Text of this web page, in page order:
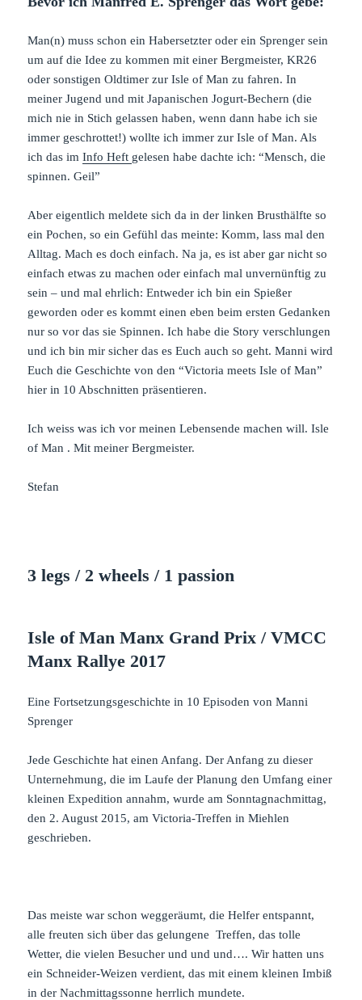
Man(n) muss schon ein Habersetzter oder ein Sprenger sein
um auf die Idee zu kommen mit einer Bergmeister, KR26
oder sonstigen Oldtimer zur Isle of Man zu fahren. In
meiner Jugend und mit Japanischen Jogurt-Bechern (die
mich nie in Stich gelassen haben, wenn dann habe ich sie
immer geschrottet!) wollte ich immer zur Isle of Man. Als
ich das imInfo Heft gelesen habe dachte ich: “Mensch, die
spinnen. Geil”
Aber eigentlich meldete sich da in der linken Brusthälfte so
ein Pochen, so ein Gefühl das meinte: Komm, lass mal den
Alltag. Mach es doch einfach. Na ja, es ist aber gar nicht so
einfach etwas zu machen oder einfach mal unvernünftig zu
sein – und mal ehrlich: Entweder ich bin ein Spießer
geworden oder es kommt einen eben beim ersten Gedanken
nur so vor das sie Spinnen. Ich habe die Story verschlungen
und ich bin mir sicher das es Euch auch so geht. Manni wird
Euch die Geschichte von den “Victoria meets Isle of Man”
hier in 10 Abschnitten präsentieren.
Ich weiss was ich vor meinen Lebensende machen will. Isle
of Man . Mit meiner Bergmeister.
Stefan
3 legs / 2 wheels / 1 passion
Isle of Man Manx Grand Prix / VMCC
Manx Rallye 2017
Eine Fortsetzungsgeschichte in 10 Episoden von Manni
Sprenger
Jede Geschichte hat einen Anfang. Der Anfang zu dieser
Unternehmung, die im Laufe der Planung den Umfang einer
kleinen Expedition annahm, wurde am Sonntagnachmittag,
den 2. August 2015, am Victoria-Treffen in Miehlen
geschrieben.
Das meiste war schon weggeräumt, die Helfer entspannt,
alle freuten sich über das gelungene Treffen, das tolle
Wetter, die vielen Besucher und und und…. Wir hatten uns
ein Schneider-Weizen verdient, das mit einem kleinen Imbiß
in der Nachmittagssonne herrlich mundete.